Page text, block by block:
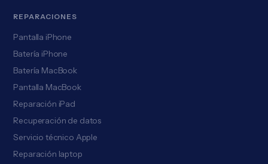
REPARACIONES
Pantalla iPhone
Batería iPhone
Batería MacBook
Pantalla MacBook
Reparación iPad
Recuperación de datos
Servicio técnico Apple
Reparación laptop